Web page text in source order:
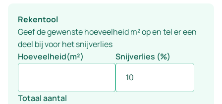
Rekentool
Geef de gewenste hoeveelheid m² op en tel er een
deel bij voor het snijverlies
Hoeveelheid(m²)
Snijverlies (%)
Totaal aantal